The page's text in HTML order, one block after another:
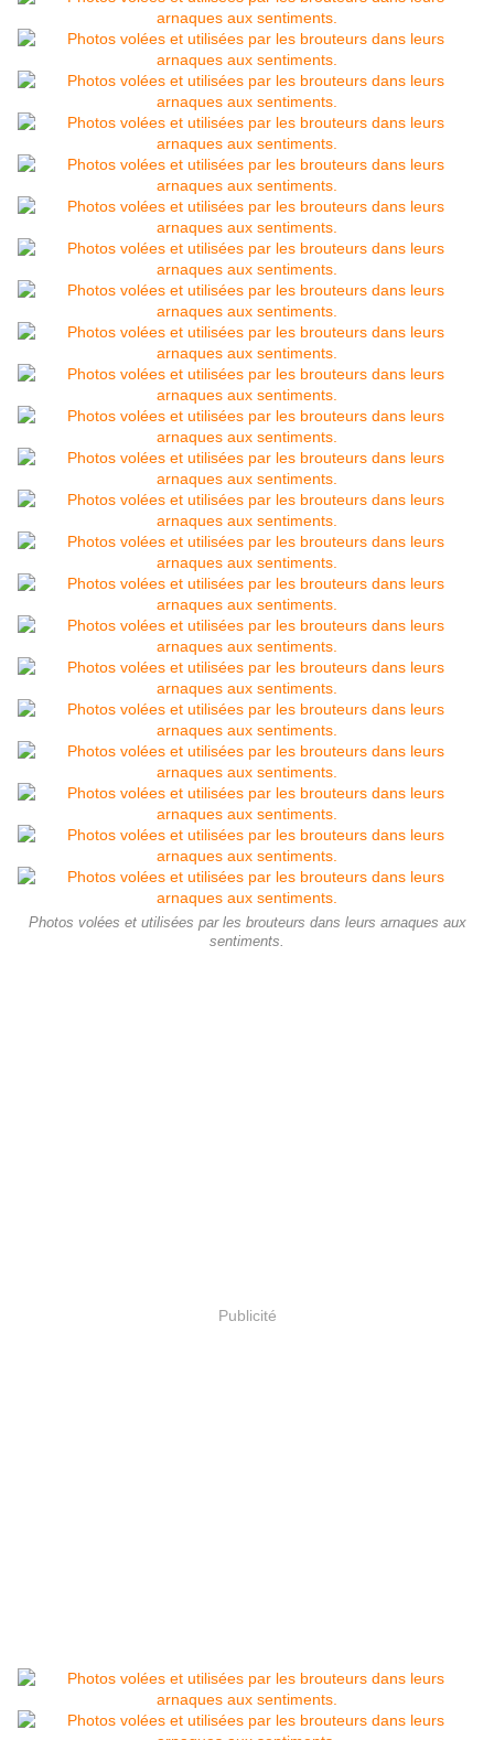
Photos volées et utilisées par les brouteurs dans leurs arnaques aux
sentiments.
Publicité